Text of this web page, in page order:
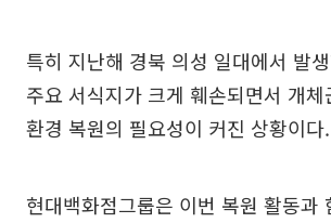
특히 지난해 경북 의성 일대에서 발
주요 서식지가 크게 훼손되면서 개체
환경 복원의 필요성이 커진 상황이다.
현대백화점그룹은 이번 복원 활동과